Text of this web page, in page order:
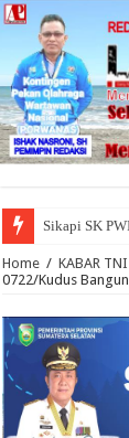
Sikapi SK
Home / KABAR TNI
0722/Kudus